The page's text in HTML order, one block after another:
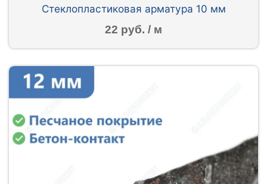
Стеклопластиковая арматура 10 мм
22 руб. / м